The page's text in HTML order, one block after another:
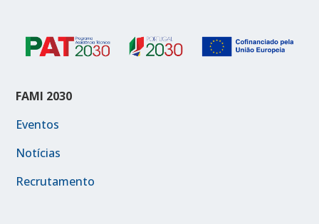
FAMI 2030
Eventos
Notícias
Recrutamento